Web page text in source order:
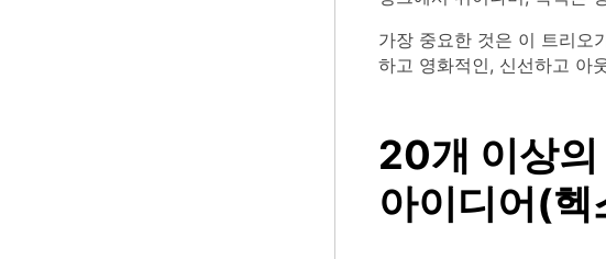
가장 중요한 것은 이 트리오
하고 영화적인, 신선하고 아
20개 이상의
아이디어(헥